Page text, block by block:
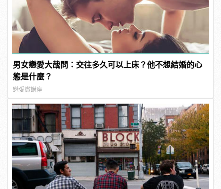
男女戀愛大哉問：交往多久可以上床？他不想結婚的心
態是什麼？
戀愛微講座